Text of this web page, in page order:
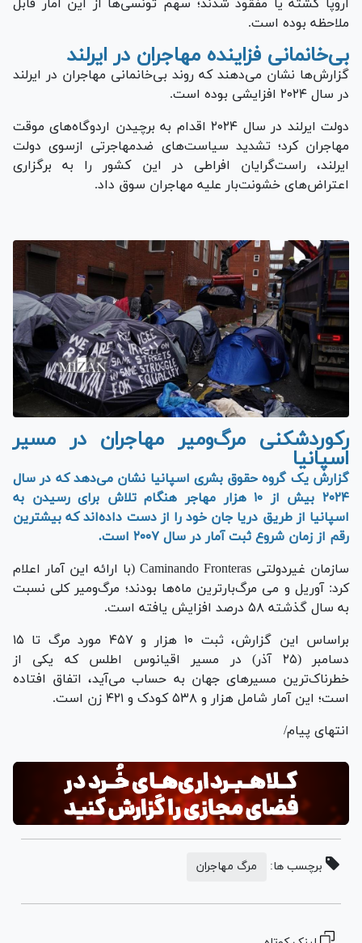
اروپا کشته یا مفقود شدند؛ سهم تونسی‌ها از این آمار قابل
ملاحظه بوده است.
بی‌خانمانی فزاینده مهاجران در ایرلند
گزارش‌ها نشان می‌دهند که روند بی‌خانمانی مهاجران در ایرلند
در سال ۲۰۲۴ افزایشی بوده است.
دولت ایرلند در سال ۲۰۲۴ اقدام به برچیدن اردوگاه‌های موقت
مهاجران کرد؛ تشدید سیاست‌های ضدمهاجرتی ازسوی دولت
ایرلند، راست‌گرایان افراطی در این کشور را به برگزاری
اعتراض‌های خشونت‌بار علیه مهاجران سوق داد.
رکوردشکنی مرگ‌ومیر مهاجران در مسیر
اسپانیا
گزارش یک گروه حقوق بشری اسپانیا نشان می‌دهد که در سال
۲۰۲۴ بیش از ۱۰ هزار مهاجر هنگام تلاش برای رسیدن به
اسپانیا از طریق دریا جان خود را از دست داده‌اند که بیشترین
رقم از زمان شروع ثبت آمار در سال ۲۰۰۷ است.
سازمان غیردولتی Caminando Fronteras (با ارائه این آمار اعلام
کرد: آوریل و می مرگ‌بارترین ماه‌ها بودند؛ مرگ‌ومیر کلی نسبت
به سال گذشته ۵۸ درصد افزایش یافته است.
براساس این گزارش، ثبت ۱۰ هزار و ۴۵۷ مورد مرگ تا ۱۵
دسامبر (۲۵ آذر) در مسیر اقیانوس اطلس که یکی از
خطرناک‌ترین مسیر‌های جهان به حساب می‌آید، اتفاق افتاده
است؛ این آمار شامل هزار و ۵۳۸ کودک و ۴۲۱ زن است.
انتهای پیام/
برچسب ها: مرگ مهاجران